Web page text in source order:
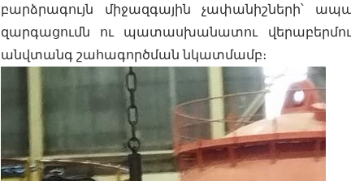
բարձրագույն միջազգային չափանիշների՝
զարգացումն ու պատասխանատու
անվտանգ շահագործման նկատմամբ։